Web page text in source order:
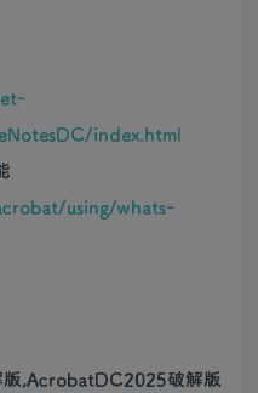
index.html
using/whats-
,AcrobatDC2025破解版